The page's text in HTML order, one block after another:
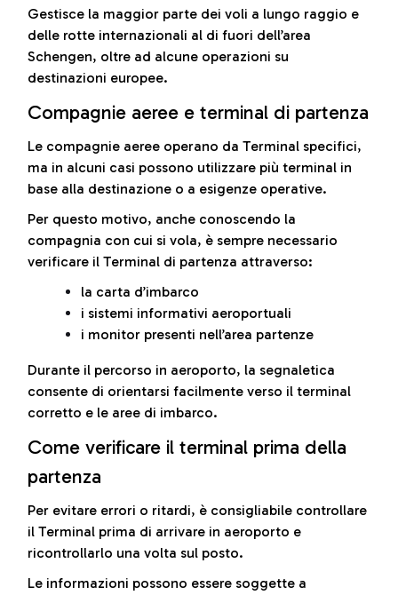
Gestisce la maggior parte dei voli a lungo raggio e
delle rotte internazionali al di fuori dell’area
Schengen, oltre ad alcune operazioni su
destinazioni europee.
Compagnie aeree e terminal di partenza
Le compagnie aeree operano da Terminal specifici,
ma in alcuni casi possono utilizzare più terminal in
base alla destinazione o a esigenze operative.
Per questo motivo, anche conoscendo la
compagnia con cui si vola, è sempre necessario
verificare il Terminal di partenza attraverso:
la carta d’imbarco
i sistemi informativi aeroportuali
i monitor presenti nell’area partenze
Durante il percorso in aeroporto, la segnaletica
consente di orientarsi facilmente verso il terminal
corretto e le aree di imbarco.
Come verificare il terminal prima della
partenza
Per evitare errori o ritardi, è consigliabile controllare
il Terminal prima di arrivare in aeroporto e
ricontrollarlo una volta sul posto.
Le informazioni possono essere soggette a